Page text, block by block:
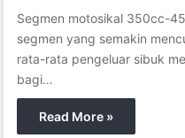
Segmen motosikal 350cc-
segmen yang semakin
rata-rata pengeluar sibuk
bagi…
Read More »